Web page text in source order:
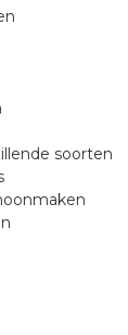
soorten